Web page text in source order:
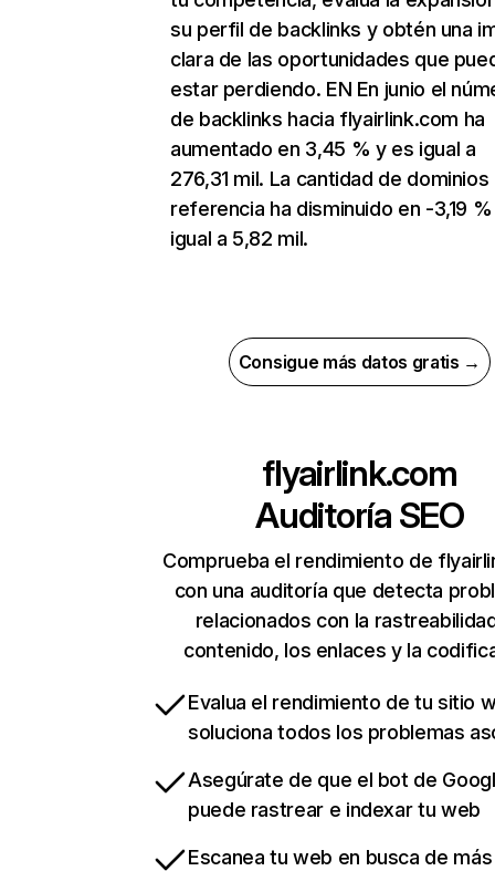
su perfil de backlinks y obtén una
clara de las oportunidades que
estar perdiendo. EN En junio el
de backlinks hacia flyairlink.com ha
aumentado en 3,45 % y es igual a
276,31 mil. La cantidad de dominios
referencia ha disminuido en -3,19
igual a 5,82 mil.
Consigue más datos gratis →
flyairlink.com
Auditoría SEO
Comprueba el rendimiento de
con una auditoría que detecta
relacionados con la
contenido, los enlaces y la
Evalua el rendimiento de tu sitio
soluciona todos los problemas
Asegúrate de que el bot de
puede rastrear e indexar tu web
Escanea tu web en busca de